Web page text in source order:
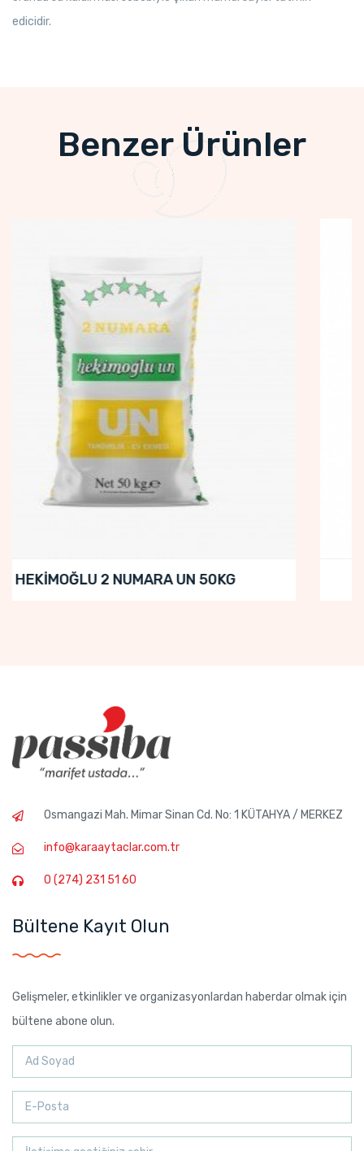
edicidir.
Benzer Ürünler
CEVIKLER SEVDALIM (Pidelik) UN 50KG
Osmangazi Mah. Mimar Sinan Cd. No: 1 KÜTAHYA / MERKEZ
info@karaaytaclar.com.tr
0 (274) 231 51 60
Bültene Kayıt Olun
Gelişmeler, etkinlikler ve organizasyonlardan haberdar olmak için
bültene abone olun.